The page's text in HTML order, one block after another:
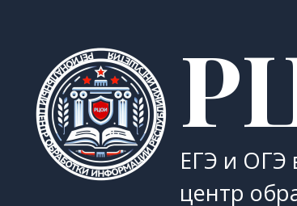
содержимому
ЕГЭ и ОГЭ
центр